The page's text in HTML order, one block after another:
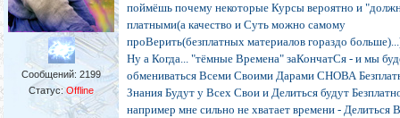
Сообщений:2199
Статус:Offline
поймёшь почему некоторые Курсы вероятно и
платными(а качество и Суть можно самому
проВерить(безплатных материалов гораздо
Ну а Когда... "тёмные Времена" заКончатСя - и мы
обмениваться Всеми Своими Дарами СНОВА
Знания Будут у Всех Свои и Делиться будут
например мне сильно не хватает времени - Делиться